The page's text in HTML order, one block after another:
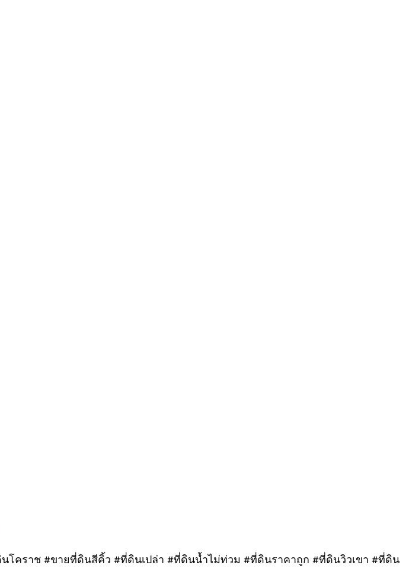
ราช #ขายที่ดินสีคิ้ว #ที่ดินเปล่า #ที่ดินน้ำไม่ท่วม #ที่ดินราคาถูก #ที่ดินวิวเขา #ที่ดิน